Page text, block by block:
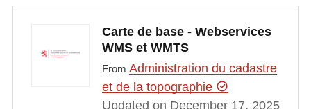
Carte de base - Webservices
WMS et WMTS
From Administration du cadastre
et de la topographie
Updated on December 17, 2025